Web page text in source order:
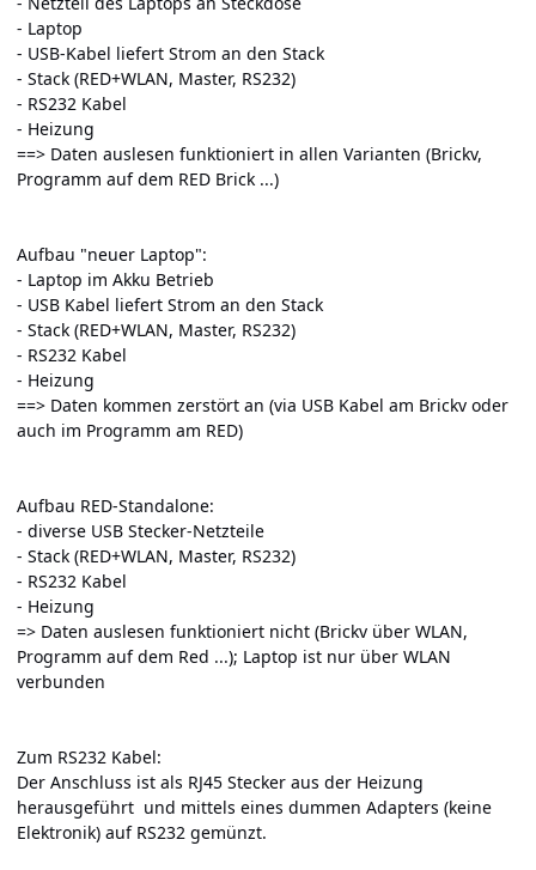
- Laptop
- USB-Kabel liefert Strom an den Stack
- Stack (RED+WLAN, Master, RS232)
- RS232 Kabel
- Heizung
==> Daten auslesen funktioniert in allen Varianten (Brickv,
Programm auf dem RED Brick ...)
Aufbau "neuer Laptop":
- Laptop im Akku Betrieb
- USB Kabel liefert Strom an den Stack
- Stack (RED+WLAN, Master, RS232)
- RS232 Kabel
- Heizung
==> Daten kommen zerstört an (via USB Kabel am Brickv oder
auch im Programm am RED)
Aufbau RED-Standalone:
- diverse USB Stecker-Netzteile
- Stack (RED+WLAN, Master, RS232)
- RS232 Kabel
- Heizung
=> Daten auslesen funktioniert nicht (Brickv über WLAN,
Programm auf dem Red ...); Laptop ist nur über WLAN
verbunden
Zum RS232 Kabel:
Der Anschluss ist als RJ45 Stecker aus der Heizung
herausgeführt und mittels eines dummen Adapters (keine
Elektronik) auf RS232 gemünzt.